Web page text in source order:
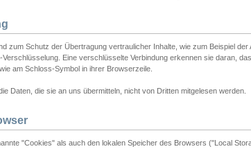
zum Schutz der Übertragung vertraulicher Inhalte, wie zum Beispiel der
Eine verschlüsselte Verbindung erkennen sie daran,
am Schloss-Symbol in ihrer Browserzeile.
Daten, die sie an uns übermitteln, nicht von Dritten mitgelesen werden.
"Cookies" als auch den lokalen Speicher des Browsers ("Local